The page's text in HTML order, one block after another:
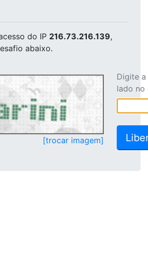
do IP 216.73.216.139,
abaixo.
[trocar imagem]
Digite
lado no